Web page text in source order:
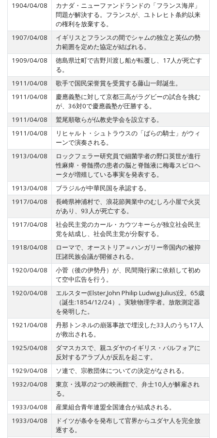
1904/04/08
カナダ・ニューファンドランドの「フランス海岸」
問題が解決する。フランスが、ユトレヒト条約以来
の権利を放棄する。
1907/04/08
イギリスとフランスの間でシャムの独立と英仏の勢
力範囲を定めた協定が結ばれる。
1909/04/08
徳島県辻町で吉野川渡し船が転覆し、17人が死亡す
る。
1911/04/08
歌手で国民栄誉賞を受賞する藤山一郎誕生。
1911/04/08
慶應義塾に対して京都三高がラグビーの試合を挑む
が、36対0で慶應義塾が圧勝する。
1911/04/08
鷲尾順敬らが仏教史学会を設立する。
1911/04/08
リヒャルト・シュトラウスの「ばらの騎士」がウィ
ーンで演奏される。
1913/04/08
ロックフェラー研究員で細菌学者の野口英世が進行
性麻痺・脊髄撈の患者の脳と脊髄液に梅毒スピロヘ
ータが増殖している事実を発表する。
1913/04/08
ブラジルが中華民国を承認する。
1917/04/08
長崎県神浦村で、浪花節興業中のむしろ小屋で火災
があり、93人が死亡する。
1917/04/08
社会民主党のカール・カウツキーらが独立社会民主
党を結成し、社会民主党が分裂する。
1918/04/08
ローマで、オーストリア＝ハンガリー帝国内の被抑
圧諸民族会議が開催される。
1920/04/08
小菅（後の伊勢丹）が、民間飛行家に依頼して初め
て空中広告を行う。
1920/04/08
エルスター(Elster,John Philip Ludwig Julius)没。65歳
（誕生:1854/12/24）。実験物理学者。放散測定器
を発明した。
1921/04/08
丹那トンネルの崩落事故で埋没した33人のうち17人
が救出される。
1925/04/08
ダマスカスで、親ユダヤのイギリス・バルフォアに
反対するアラブ人が反乱を起こす。
1929/04/08
ソ連で、宗教団体についての決定がなされる。
1932/04/08
東京・浅草の2つの映画館で、弁士10人が解雇され
る。
1933/04/08
産業組合青年連盟全国連合が結成される。
1933/04/08
ドイツが条令を発布して官界からユダヤ人を完全放
逐する。